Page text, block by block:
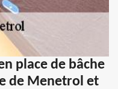
place de bâche
de Menetrol et